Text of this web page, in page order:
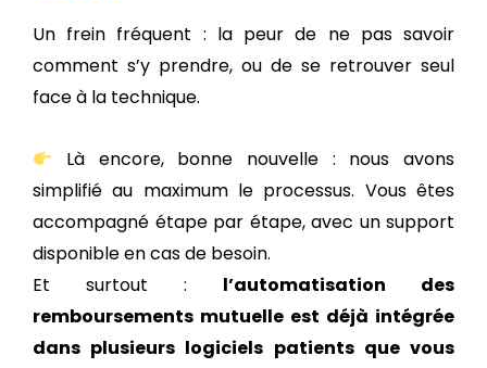
Un frein fréquent : la peur de ne pas savoir
comment s’y prendre, ou de se retrouver seul
face à la technique.
Là encore, bonne nouvelle : nous avons
simplifié au maximum le processus. Vous êtes
accompagné étape par étape, avec un support
disponible en cas de besoin.
Et surtout : l’automatisation des
remboursements mutuelle est déjà intégrée
dans plusieurs logiciels patients que vous